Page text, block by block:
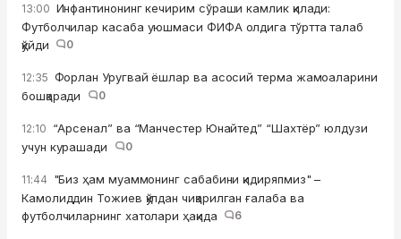
13:00 Инфантинонинг кечирим сўраши камлик қилади:
Футболчилар касаба уюшмаси ФИФА олдига тўртта талаб
қўйди
0
12:35 Форлан Уругвай ёшлар ва асосий терма жамоаларини
бошқаради
0
12:10 “Арсенал” ва “Манчестер Юнайтед” “Шахтёр” юлдузи
учун курашади
0
11:44 "Биз ҳам муаммонинг сабабини қидиряпмиз" –
Камолиддин Тожиев қўлдан чиқарилган ғалаба ва
футболчиларнинг хатолари ҳақида
6